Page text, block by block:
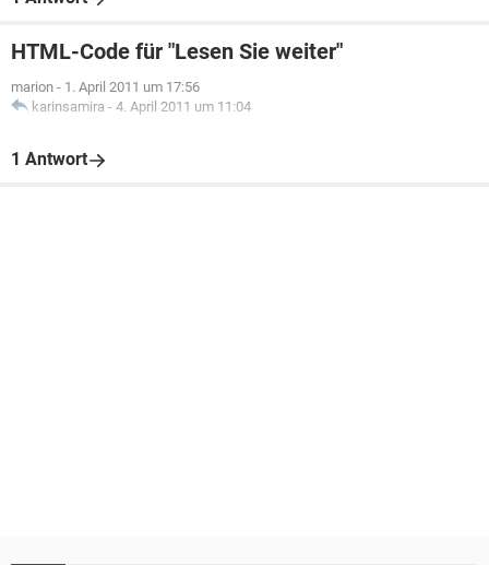
HTML-Code für "Lesen Sie weiter"
marion - 1. April 2011 um 17:56
karinsamira - 4. April 2011 um 11:04
1 Antwort